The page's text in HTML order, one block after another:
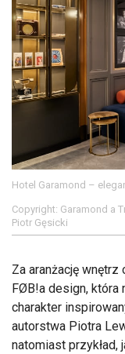
Hotel Garamond –
Copyright: Garamond a
Piotr Gęsicki
Za aranżację
FØB!a design, która
charakter
autorstwa Piotra
natomiast przykład,